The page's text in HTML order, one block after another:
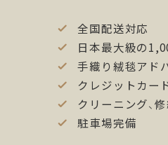
全国配送対応
日本最大級の
手織り絨毯アド
クレジットカー
クリーニング、
駐車場完備